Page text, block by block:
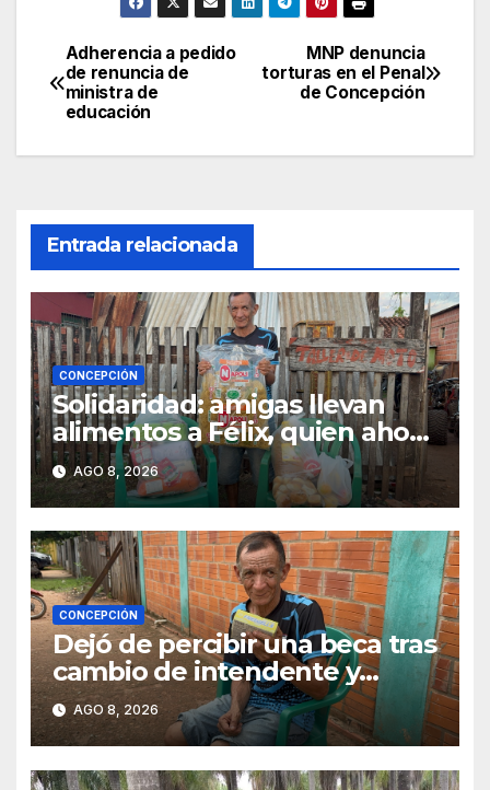
Navegación
de
entradas
MNP denuncia
torturas en el Penal
de Concepción
Adherencia a pedido
de renuncia de
ministra de
educación
Entrada relacionada
CONCEPCIÓN
Solidaridad: amigas llevan
alimentos a Félix, quien ahora
vende caramelos para
subsistir
AGO 8, 2026
CONCEPCIÓN
Dejó de percibir una beca tras
cambio de intendente y
ahora vende caramelos para
subsistir
AGO 8, 2026